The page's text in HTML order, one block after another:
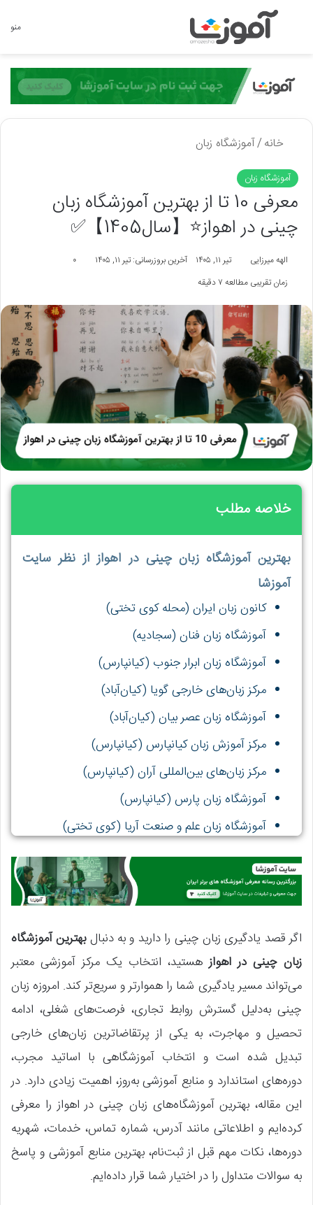
منو جستجو برای
خانه/آموزشگاه زبان
آموزشگاه زبان
معرفی 10 تا از بهترین آموزشگاه زبان
چینی در اهواز⭐【سال1405】✅
الهه میرزایی تیر ۱۱, ۱۴۰۵ آخرین بروزرسانی: تیر ۱۱, ۱۴۰۵
۰
زمان تقریبی مطالعه ۷ دقیقه
خلاصه مطلب
بهترین آموزشگاه زبان چینی در اهواز از نظر سایت
آموزشا
کانون زبان ایران (محله کوی تختی)
آموزشگاه زبان فنان (سجادیه)
آموزشگاه زبان ابرار جنوب (کیانپارس)
مرکز زبان‌های خارجی گویا (کیان‌آباد)
آموزشگاه زبان عصر بیان (کیان‌آباد)
مرکز آموزش زبان کیانپارس (کیانپارس)
مرکز زبان‌های بین‌المللی آران (کیانپارس)
آموزشگاه زبان پارس (کیانپارس)
آموزشگاه زبان علم و صنعت آریا (کوی تختی)
آموزشگاه زبان گویا (پادادشهر)
اگر قصد یادگیری زبان چینی را دارید و به دنبالبهترین آموزشگاه
زبان چینی در اهوازهستید، انتخاب یک مرکز آموزشی معتبر
می‌تواند مسیر یادگیری شما را هموارتر و سریع‌تر کند. امروزه زبان
چینی به‌دلیل گسترش روابط تجاری، فرصت‌های شغلی، ادامه
تحصیل و مهاجرت، به یکی از پرتقاضاترین زبان‌های خارجی
تبدیل شده است و انتخاب آموزشگاهی با اساتید مجرب،
دوره‌های استاندارد و منابع آموزشی به‌روز، اهمیت زیادی دارد. در
این مقاله، بهترین آموزشگاه‌های زبان چینی در اهواز را معرفی
کرده‌ایم و اطلاعاتی مانند آدرس، شماره تماس، خدمات، شهریه
دوره‌ها، نکات مهم قبل از ثبت‌نام، بهترین منابع آموزشی و پاسخ
به سوالات متداول را در اختیار شما قرار داده‌ایم.